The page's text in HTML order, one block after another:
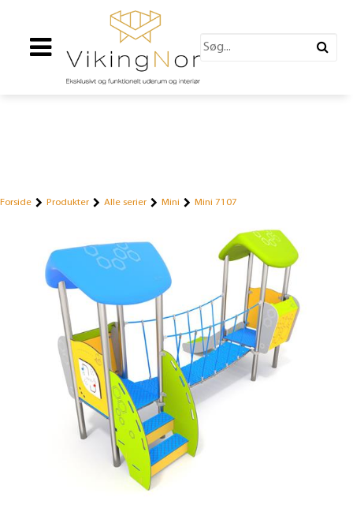
Forside Produkter Alle serier Mini Mini 7107